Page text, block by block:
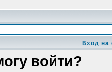
Вход на
войти?